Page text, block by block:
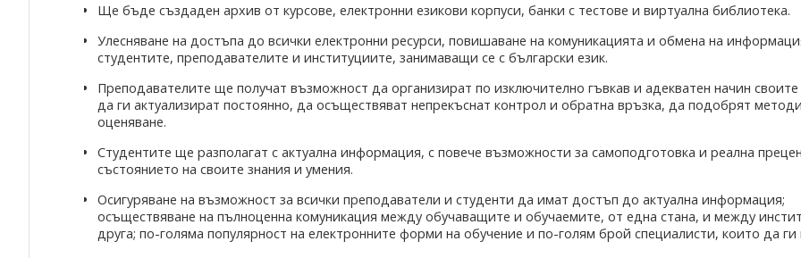
Ще бъде създаден архив от курсове, електронни езикови корпуси, банки с тестове и виртуална библиотека.
Улесняване на достъпа до всички електронни ресурси, повишаване на комуникацията и обмена на
студентите, преподавателите и институциите, занимаващи се с български език.
Преподавателите ще получат възможност да организират по изключително гъвкав и адекватен начин своите
да ги актуализират постоянно, да осъществяват непрекъснат контрол и обратна връзка, да подобрят
оценяване.
Студентите ще разполагат с актуална информация, с повече възможности за самоподготовка и реална
състоянието на своите знания и умения.
Осигуряване на възможност за всички преподаватели и студенти да имат достъп до актуална информация;
осъществяване на пълноценна комуникация между обучаващите и обучаемите, от една стана, и между
друга; по-голяма популярност на електронните форми на обучение и по-голям брой специалисти, които да ги